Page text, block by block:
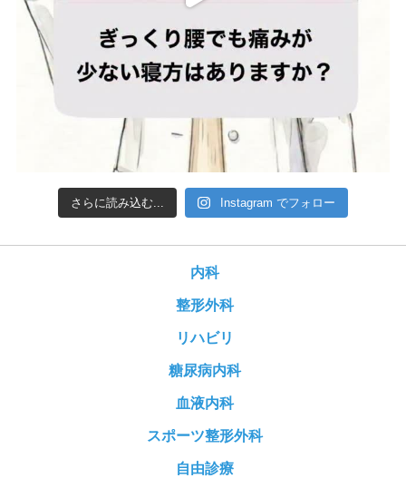
さらに読み込む... Instagram でフォロー
内科
整形外科
リハビリ
糖尿病内科
血液内科
スポーツ整形外科
自由診療